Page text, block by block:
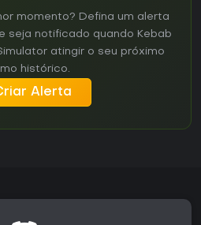
momento? Defina um alerta
seja notificado quando Kebab
atingir o seu próximo
histórico.
Alerta